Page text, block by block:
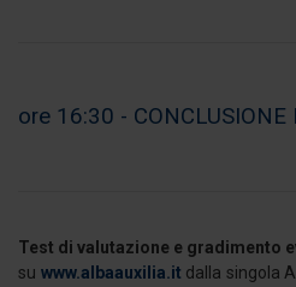
ore 16:30 - CONCLUSIONE
Test di valutazione e gradimento
su www.albaauxilia.it dalla singola